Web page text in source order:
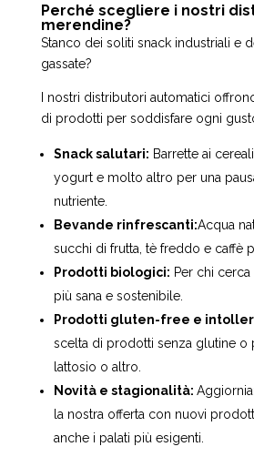
Perché scegliere i nostri
merendine?
Stanco dei soliti snack industriali e
gassate?
I nostri distributori automatici
di prodotti per soddisfare ogni
Snack salutari: Barrette ai
yogurt e molto altro per una
nutriente.
Bevande rinfrescanti:Acqua
succhi di frutta, tè freddo e caffè
Prodotti biologici: Per chi cerca
più sana e sostenibile.
Prodotti gluten-free e
scelta di prodotti senza glutine o
lattosio o altro.
Novità e stagionalità:
la nostra offerta con nuovi
anche i palati più esigenti.